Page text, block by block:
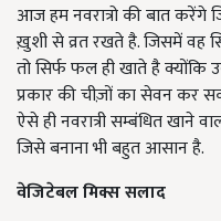
आज हम नवरात्रो की बात
ख़ुशी से व्रत रखते है. जिसमें वह
तो सिर्फ फल ही खाते है क्योंकि
प्रकार की चीज़ों का सेवन
ऐसे ही नवरात्री सम्बंधित खाने
जिसे बनाना भी बहुत आसान है.
वेजिटेबलमिक्ससलाद